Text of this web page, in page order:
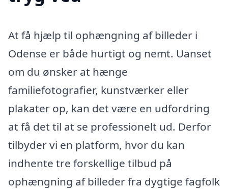
At få hjælp til ophængning af billeder i
Odense er både hurtigt og nemt. Uanset
om du ønsker at hænge
familiefotografier, kunstværker eller
plakater op, kan det være en udfordring
at få det til at se professionelt ud. Derfor
tilbyder vi en platform, hvor du kan
indhente tre forskellige tilbud på
ophængning af billeder fra dygtige fagfolk